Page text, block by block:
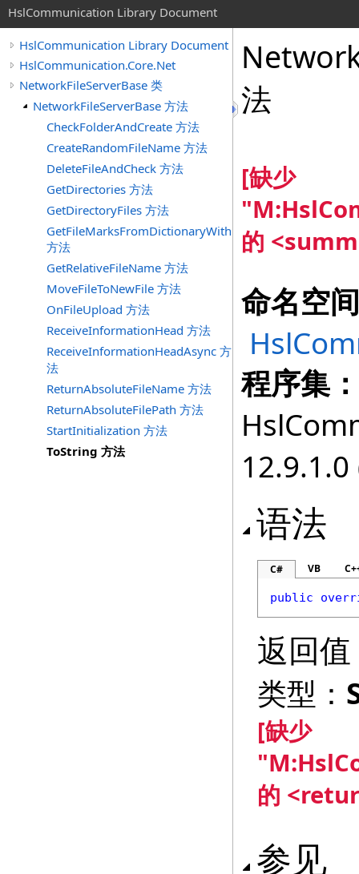
HslCommunication Library Document
HslCommunication Library Document
HslCommunication.Core.Net
NetworkFileServerBase 类
NetworkFileServerBase 方法
CheckFolderAndCreate 方法
CreateRandomFileName 方法
DeleteFileAndCheck 方法
GetDirectories 方法
GetDirectoryFiles 方法
GetFileMarksFromDictionaryWithFileName
方法
GetRelativeFileName 方法
MoveFileToNewFile 方法
OnFileUpload 方法
ReceiveInformationHead 方法
ReceiveInformationHeadAsync 方
法
ReturnAbsoluteFileName 方法
ReturnAbsoluteFilePath 方法
StartInitialization 方法
ToString 方法
法
[缺少
的
命名空
程序集：
语法
C# VB
public
返回值
类型：
[缺少
的
参见